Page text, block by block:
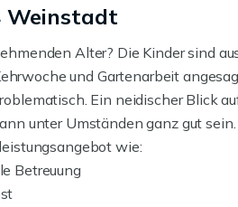
Weinstadt
Alter? Die Kinder sind
und Gartenarbeit
Ein neidischer Blick
unter Umständen ganz gut sein.
wie:
Betreuung